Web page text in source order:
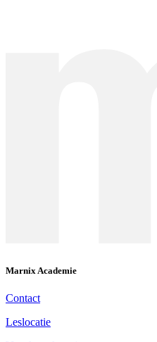
Marnix Academie
Contact
Leslocatie